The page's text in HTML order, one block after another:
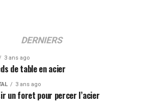
DERNIERS
3 ans ago
de table en acier
3 ans ago
un foret pour percer l’acier